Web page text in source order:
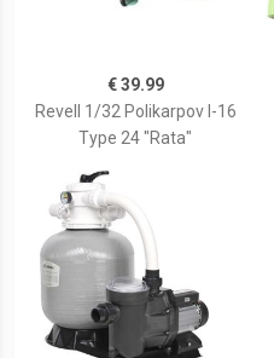
€ 39.99
Revell 1/32 Polikarpov I-16
Type 24 "Rata"